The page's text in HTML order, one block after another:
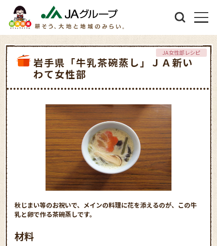
岩手県「牛乳茶碗蒸し」ＪＡ新い
わて女性部
JA女性部レシピ
秋じまい等のお祝いで、メインの料理に花を添えるのが、この牛
乳と卵で作る茶碗蒸しです。
材料